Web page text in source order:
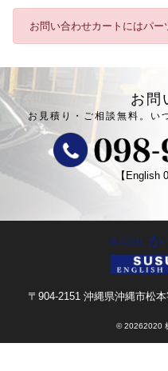
お問い合わせカートにはパー
お問
お見積り・ご相談無料。 い
【English
〒904-2151 沖縄県沖縄市松
©20262020